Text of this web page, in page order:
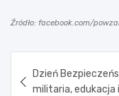
Źródło: facebook.com/
wpisu
Dzień
militaria,